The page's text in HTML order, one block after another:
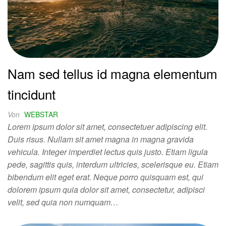
Nam sed tellus id magna elementum
tincidunt
Von WEBSTAR
Lorem ipsum dolor sit amet, consectetuer adipiscing elit.
Duis risus. Nullam sit amet magna in magna gravida
vehicula. Integer imperdiet lectus quis justo. Etiam ligula
pede, sagittis quis, interdum ultricies, scelerisque eu. Etiam
bibendum elit eget erat. Neque porro quisquam est, qui
dolorem ipsum quia dolor sit amet, consectetur, adipisci
velit, sed quia non numquam…